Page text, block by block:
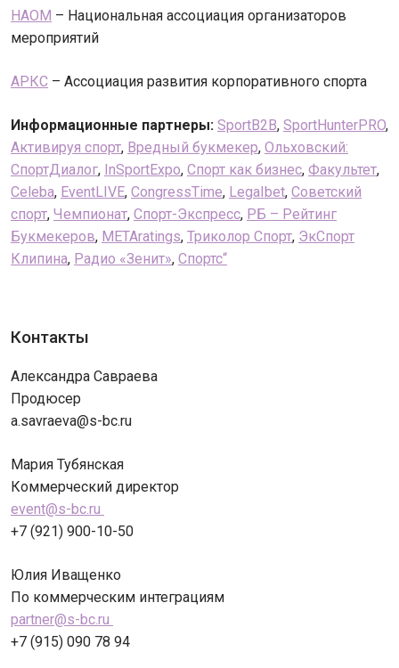
НАОМ – Национальная ассоциация организаторов
мероприятий
АРКС – Ассоциация развития корпоративного спорта
Информационные партнеры: SportВ2В, SportHunterPRO,
Активируя спорт, Вредный букмекер, Ольховский:
СпортДиалог, InSportExpo, Спорт как бизнес, Факультет,
Celeba, EventLIVE, CongressTime, LegaIbet, Советский
спорт, Чемпионат, Спорт-Экспресс, РБ – Рейтинг
Букмекеров, METAratings, Триколор Спорт, ЭкСпорт
Клипина, Радио «Зенит», Спортс“
Контакты
Александра Савраева
Продюсер
a.savraeva@s-bc.ru
Мария Тубянская
Коммерческий директор
event@s-bc.ru
+7 (921) 900-10-50
Юлия Иващенко
По коммерческим интеграциям
partner@s-bc.ru
+7 (915) 090 78 94